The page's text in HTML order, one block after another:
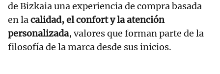
de Bizkaia una experiencia de compra basada
en lacalidad, el confort y la atención
personalizada, valores que forman parte de la
filosofía de la marca desde sus inicios.